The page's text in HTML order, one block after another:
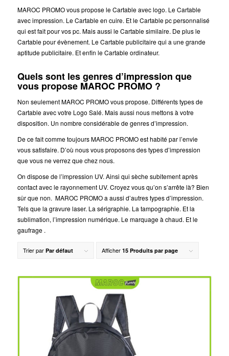
MAROC PROMO vous propose le Cartable avec logo. Le Cartable
avec impression. Le Cartable en cuire. Et le Cartable pc personnalisé
qui est fait pour vos pc. Mais aussi le Cartable similaire. De plus le
Cartable pour évènement. Le Cartable publicitaire qui a une grande
aptitude publicitaire. Et enfin le Cartable ordinateur.
Quels sont les genres d’impression que
vous propose MAROC PROMO ?
Non seulement MAROC PROMO vous propose. Différents types de
Cartable avec votre Logo Salé. Mais aussi nous mettons à votre
disposition. Un nombre considérable de genres d’impression.
De ce fait comme toujours MAROC PROMO est habité par l’envie
vous satisfaire. D’où nous vous proposons des types d’impression
que vous ne verrez que chez nous.
On dispose de l’impression UV. Ainsi qui sèche subitement après
contact avec le rayonnement UV. Croyez vous qu’on s’arrête là? Bien
sûr que non. MAROC PROMO a aussi d’autres types d’impression.
Tels que la gravure laser. La sérigraphie. La tampographie. Et la
sublimation, l’impression numérique. Le marquage à chaud. Et le
gaufrage .
Trier par Par défaut Afficher 15 Produits par page